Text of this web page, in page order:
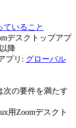
ていること
デスクトップアプ
以降
プリ: グローバル
次の要件を満たす
用Zoomデスクト